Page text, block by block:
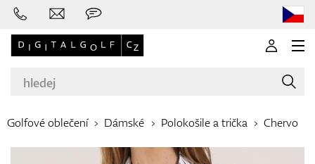
Značky
Golfové oblečení Dámské Polokošile a trička Chervo